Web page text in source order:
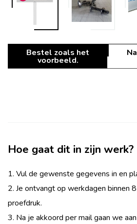
Bestel zoals het
voorbeeld.
Hoe gaat dit in zijn werk?
1. Vul de gewenste gegevens in en
2. Je ontvangt op werkdagen binnen
proefdruk.
3. Na je akkoord per mail gaan we